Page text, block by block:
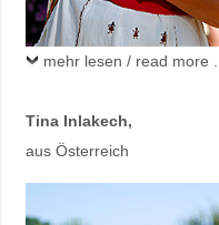
mehr lesen / read more ...
Tina Inlakech,
aus Österreich